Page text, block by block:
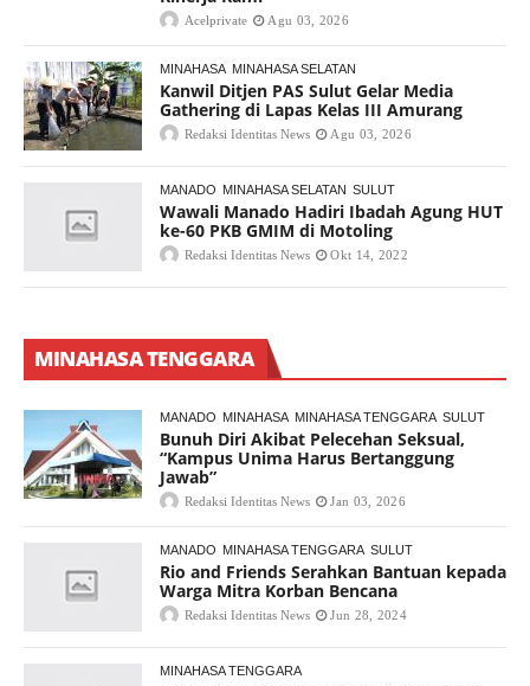
Acelprivate Agu 03, 2026
MINAHASA MINAHASA SELATAN
Kanwil Ditjen PAS Sulut Gelar Media
Gathering di Lapas Kelas III Amurang
Redaksi Identitas News Agu 03, 2026
MANADO MINAHASA SELATAN SULUT
Wawali Manado Hadiri Ibadah Agung HUT
ke-60 PKB GMIM di Motoling
Redaksi Identitas News Okt 14, 2022
MINAHASA TENGGARA
MANADO MINAHASA MINAHASA TENGGARA SULUT
Bunuh Diri Akibat Pelecehan Seksual,
“Kampus Unima Harus Bertanggung
Jawab”
Redaksi Identitas News Jan 03, 2026
MANADO MINAHASA TENGGARA SULUT
Rio and Friends Serahkan Bantuan kepada
Warga Mitra Korban Bencana
Redaksi Identitas News Jun 28, 2024
MINAHASA TENGGARA